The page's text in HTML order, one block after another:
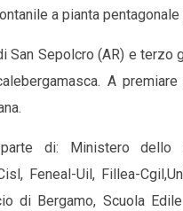
a pianta
San Sepolcro (AR) e terzo
A
di: Ministero dello
Feneal-Uil, Fillea-
di Bergamo, Scuola